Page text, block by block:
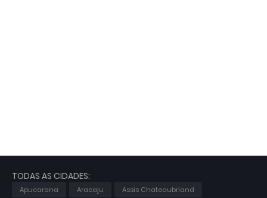
TODAS AS CIDADES:
Apucarana Aracaju
Assis Chateaubriand